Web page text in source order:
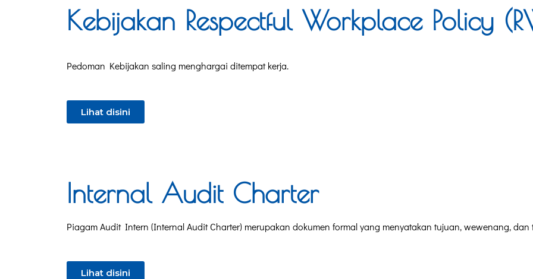
Kebijakan Respectful Workplace Policy
Pedoman Kebijakan saling menghargai ditempat kerja.
Lihat disini
Internal Audit Charter
Piagam Audit Intern (Internal Audit Charter) merupakan dokumen formal yang menyatakan tujuan, wewenang,
Lihat disini